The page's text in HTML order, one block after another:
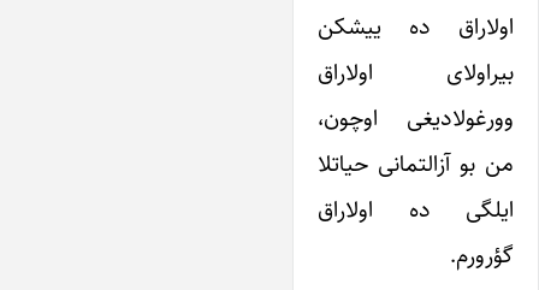
اولاراق ده ییشکن
بیراولای اولاراق
وورغولادیغی اوچون،
من بو آزالتمانی حیاتلا
ایلگی ده اولاراق
گؤرورم.